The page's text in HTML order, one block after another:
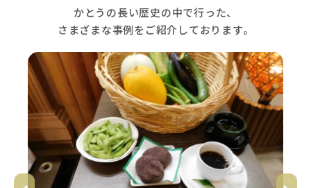
かとうの長い歴史の中で行った、
さまざまな事例をご紹介しております。